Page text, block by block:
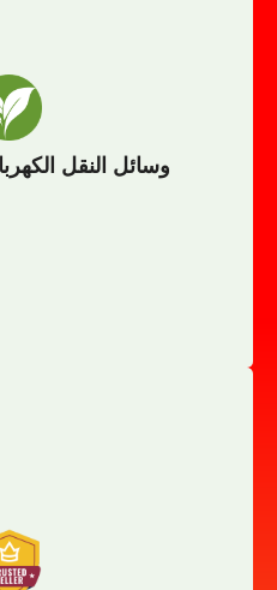
وسائل النقل
وسائل النقل
توفير مركبات
نحن شركة تعتمد على